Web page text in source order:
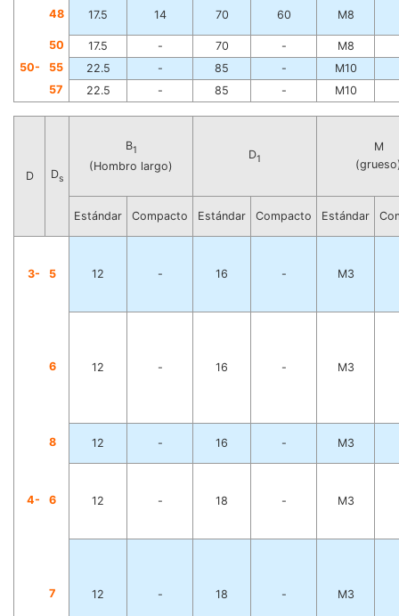
48 17.5 14 70 60 M8
50 17.5 - 70 -
M8
50-
55 22.5 - 85 -
M10
57 22.5 - 85 - M10
D Ds
B1
(Hombro largo)
D1
M
Estándar Compacto Estándar Compacto Estándar
3- 5 12 - 16 - M3
6 12 - 16 - M3
8 12 - 16 - M3
4- 6 12 - 18 - M3
7 12 - 18 - M3